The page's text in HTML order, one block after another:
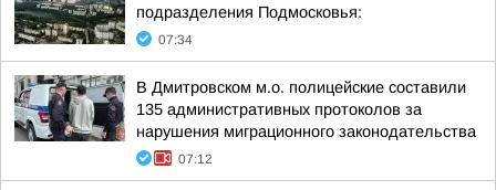
подразделения Подмосковья:
07:34
В Дмитровском м.о. полицейские составили
135 административных протоколов за
нарушения миграционного законодательства
07:12